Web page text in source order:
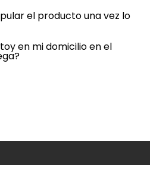
el producto una vez lo
en mi domicilio en el